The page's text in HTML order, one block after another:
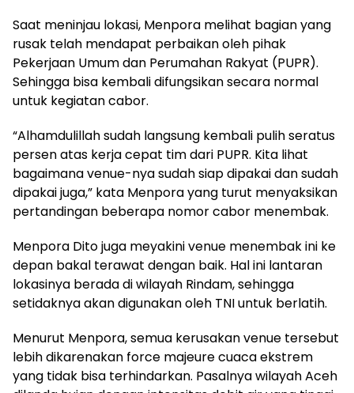
Saat meninjau lokasi, Menpora melihat bagian yang
rusak telah mendapat perbaikan oleh pihak
Pekerjaan Umum dan Perumahan Rakyat (PUPR).
Sehingga bisa kembali difungsikan secara normal
untuk kegiatan cabor.
“Alhamdulillah sudah langsung kembali pulih seratus
persen atas kerja cepat tim dari PUPR. Kita lihat
bagaimana venue-nya sudah siap dipakai dan sudah
dipakai juga,” kata Menpora yang turut menyaksikan
pertandingan beberapa nomor cabor menembak.
Menpora Dito juga meyakini venue menembak ini ke
depan bakal terawat dengan baik. Hal ini lantaran
lokasinya berada di wilayah Rindam, sehingga
setidaknya akan digunakan oleh TNI untuk berlatih.
Menurut Menpora, semua kerusakan venue tersebut
lebih dikarenakan force majeure cuaca ekstrem
yang tidak bisa terhindarkan. Pasalnya wilayah Aceh